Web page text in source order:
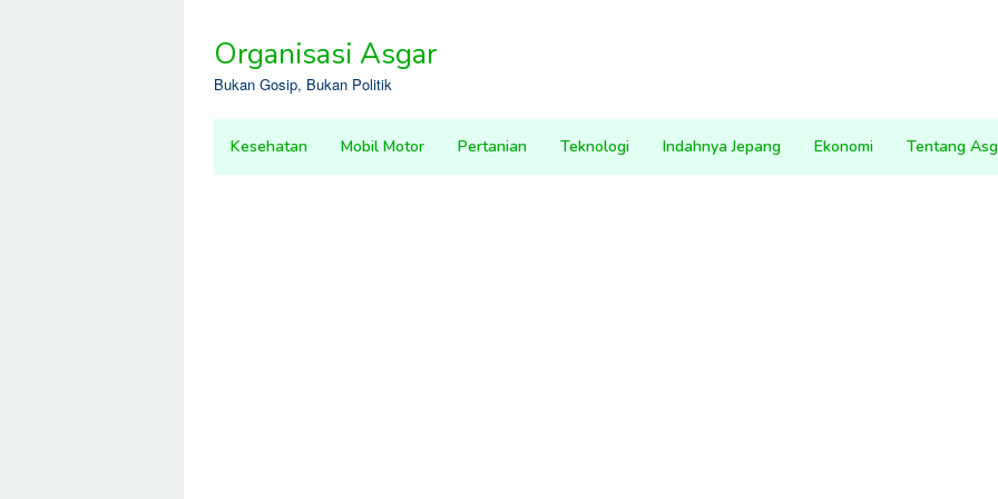
contentOrganisasi Asgar
Bukan Gosip, Bukan Politik
Kesehatan Mobil Motor Pertanian Teknologi Indahnya Jepang Ekonomi Tentang